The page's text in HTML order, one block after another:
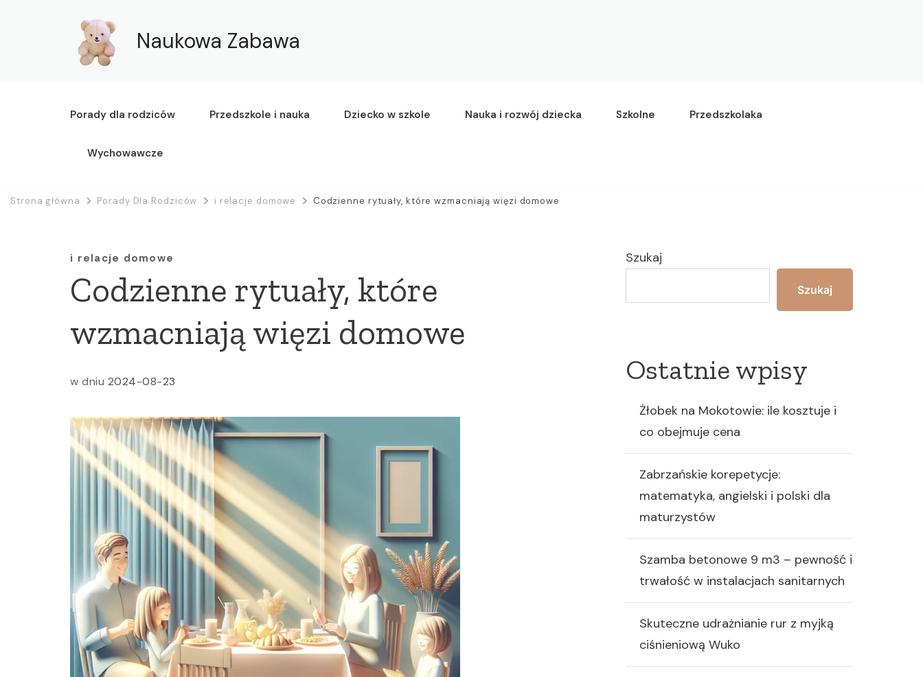
Naukowa Zabawa
Porady dla rodziców Przedszkole i nauka Dziecko w szkole Nauka i rozwój dziecka Szkolne Przedszkolaka
Wychowawcze
Strona główna Porady Dla Rodziców i relacje domowe Codzienne rytuały, które wzmacniają więzi domowe
i relacje domowe
Codzienne rytuały, które
wzmacniają więzi domowe
w dniu 2024-08-23
Szukaj
Szukaj
Ostatnie wpisy
Żłobek na Mokotowie: ile kosztuje i
co obejmuje cena
Zabrzańskie korepetycje:
matematyka, angielski i polski dla
maturzystów
Szamba betonowe 9 m3 – pewność i
trwałość w instalacjach sanitarnych
Skuteczne udrażnianie rur z myjką
ciśnieniową Wuko